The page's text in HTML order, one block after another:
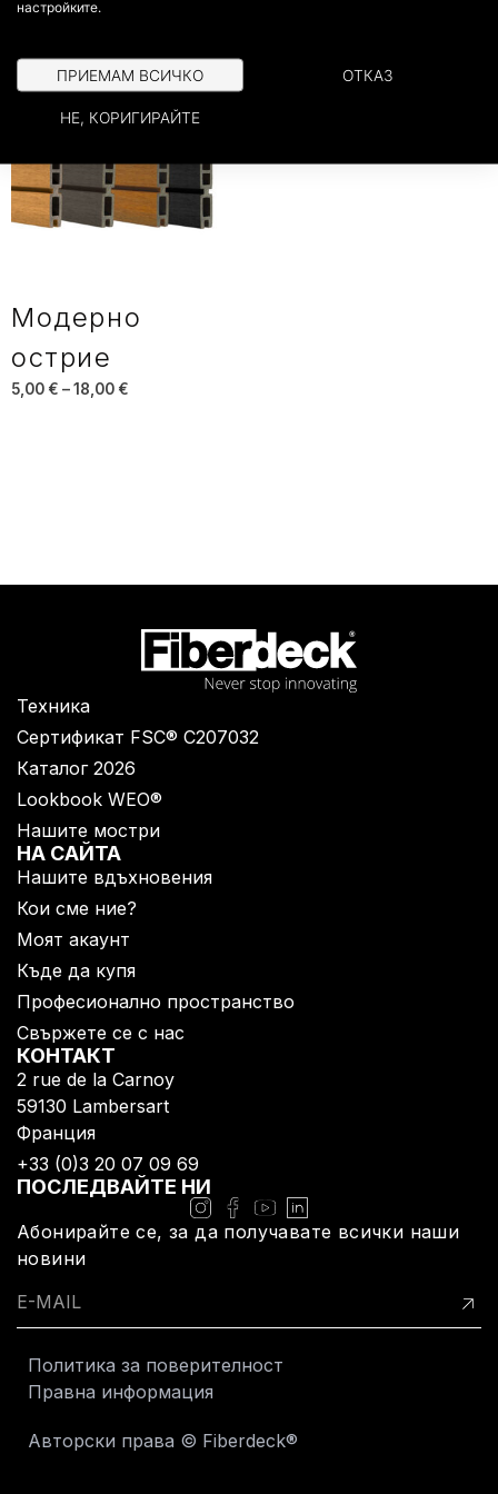
Модерно
острие
5,00 € –18,00 €
Техника
Сертификат FSC® C207032
Каталог 2026
Lookbook WEO®
Нашите мостри
НА САЙТА
Нашите вдъхновения
Кои сме ние?
Моят акаунт
Къде да купя
Професионално пространство
Свържете се с нас
КОНТАКТ
2 rue de la Carnoy
59130 Lambersart​
Франция
+33 (0)3 20 07 09 69​
ПОСЛЕДВАЙТЕ НИ
Абонирайте се, за да получавате всички наши
новини
Политика за поверителност
Правна информация
Авторски права © Fiberdeck®​
настройките.
ПРИЕМАМ ВСИЧКО ОТКАЗ
НЕ, КОРИГИРАЙТЕ